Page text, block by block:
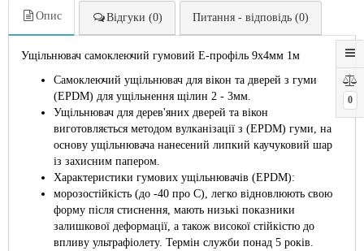
0
Опис Відгуки (0) Питання - відповідь (0)
Ущільнювач самоклеючий гумовий E-профіль 9х4мм 1м
Самоклеючий ущільнювач для вікон та дверей з гуми
(EPDM) для ущільнення щілин 2 - 3мм.
Ущільнювач для дерев'яних дверей та вікон
виготовляється методом вулканізації з (EPDM) гуми, на
основу ущільнювача нанесений липкий каучуковий шар
із захисним папером.
Характеристики гумових ущільнювачів (EPDM):
морозостійкість (до -40 про С), легко відновлюють свою
форму після стиснення, мають низькі показники
залишкової деформації, а також високої стійкістю до
впливу ультрафіолету. Термін служби понад 5 років.